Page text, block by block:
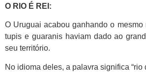
O RIO É REI:
O Uruguai acabou ganhando o
tupis e guaranis haviam dado ao
seu território.
No idioma deles, a palavra significa “rio